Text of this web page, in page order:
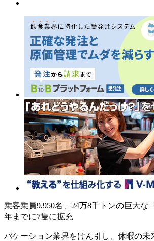
乗客乗員9,950名、24万8千トンの巨大な
年までに7隻に拡充
バケーション業界をけん引し、休暇の未